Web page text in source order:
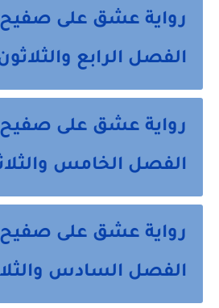
رواية عشق على
الفصل الرابع
رواية عشق على
الفصل الخامس
رواية عشق على
الفصل السادس